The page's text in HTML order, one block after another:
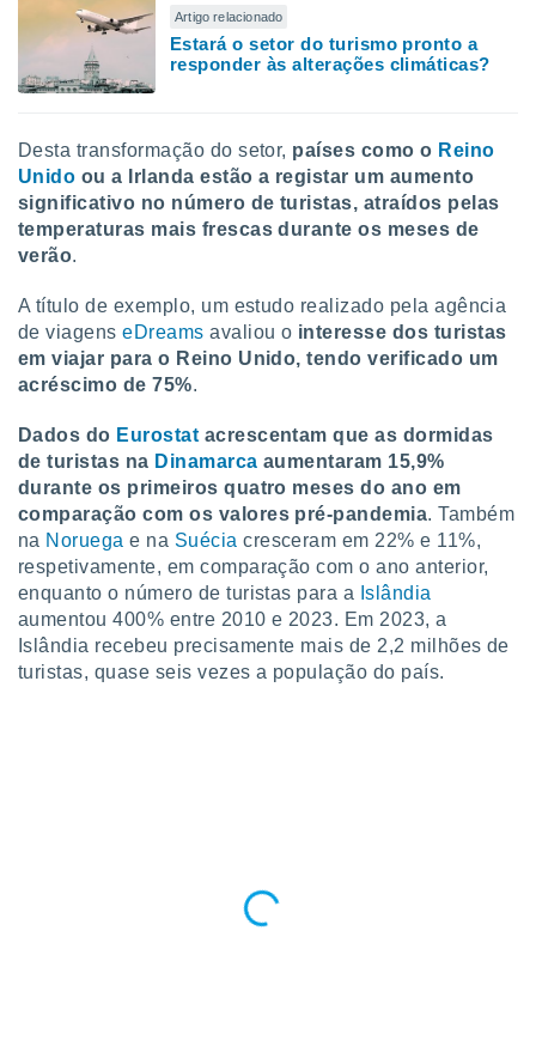
únicos
para
e
como a
sitio
de
possam
seus
com
tal,
seu
ou opor-
qualquer
em “
Artigo relacionado
Estará o setor do turismo pronto a
responder às alterações climáticas?
Desta transformação do setor, países como o Reino
Unido ou a Irlanda estão a registar um aumento
significativo no número de turistas, atraídos pelas
temperaturas mais frescas durante os meses de
verão.
A título de exemplo, um estudo realizado pela agência
de viagenseDreams avaliou o interesse dos turistas
em viajar para o Reino Unido, tendo verificado um
acréscimo de 75%.
Dados do Eurostat acrescentam que as dormidas
de turistas na Dinamarca aumentaram 15,9%
durante os primeiros quatro meses do ano em
comparação com os valores pré-pandemia. Também
na Noruega e na Suécia cresceram em 22% e 11%,
respetivamente, em comparação com o ano anterior,
enquanto o número de turistas para a Islândia
aumentou 400% entre 2010 e 2023. Em 2023, a
Islândia recebeu precisamente mais de 2,2 milhões de
turistas, quase seis vezes a população do país.